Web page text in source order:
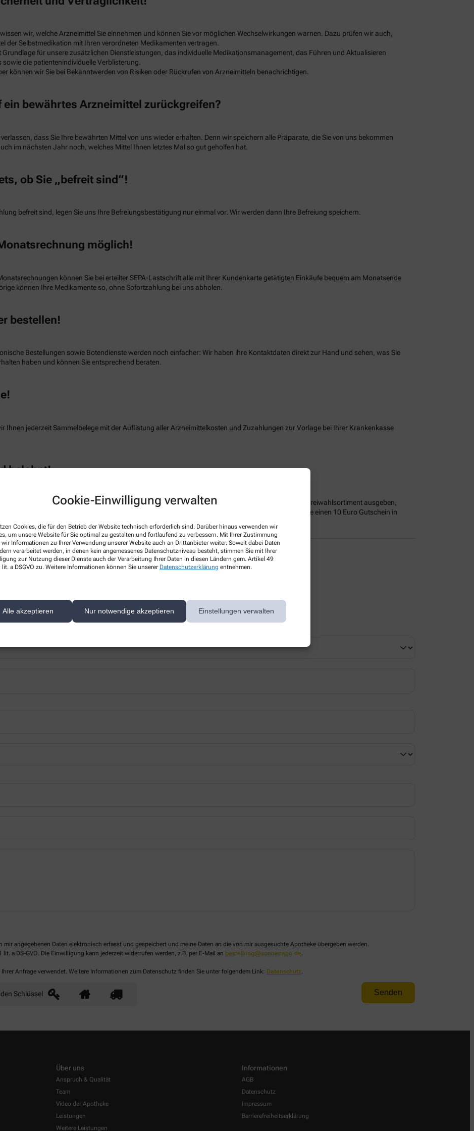
Cookie-Einwilligung verwalten
Cookies, die für den Betrieb der Website technisch erforderlich sind. Darüber hinaus verwenden wir
um unsere Website für Sie optimal zu gestalten und fortlaufend zu verbessern. Mit Ihrer Zustimmung
wir Informationen zu Ihrer Verwendung unserer Website auch an Drittanbieter weiter. Soweit dabei Daten
verarbeitet werden, in denen kein angemessenes Datenschutzniveau besteht, stimmen Sie mit Ihrer
zur Nutzung dieser Dienste auch der Verarbeitung Ihrer Daten in diesen Ländern gem. Artikel 49
lit. a DSGVO zu. Weitere Informationen können Sie unserer Datenschutzerklärung entnehmen.
Alle akzeptieren Nur notwendige akzeptieren Einstellungen verwalten
wir, welche Arzneimittel Sie einnehmen und können Sie vor möglichen Wechselwirkungen warnen. Dazu prüfen wir auch,
der Selbstmedikation mit Ihren verordneten Medikamenten vertragen.
Grundlage für unsere zusätzlichen Dienstleistungen, das individuelle Medikationsmanagement, das Führen und Aktualisieren
die patientenindividuelle Verblisterung.
können wir Sie bei Bekanntwerden von Risiken oder Rückrufen von Arzneimitteln benachrichtigen.
ein bewährtes Arzneimittel zurückgreifen?
dass Sie Ihre bewährten Mittel von uns wieder erhalten. Denn wir speichern alle Präparate, die Sie von uns bekommen
im nächsten Jahr noch, welches Mittel Ihnen letztes Mal so gut geholfen hat.
ob Sie „befreit sind“!
befreit sind, legen Sie uns Ihre Befreiungsbestätigung nur einmal vor. Wir werden dann Ihre Befreiung speichern.
möglich!
können Sie bei erteilter SEPA-Lastschrift alle mit Ihrer Kundenkarte getätigten Einkäufe bequem am Monatsende
können Ihre Medikamente so, ohne Sofortzahlung bei uns abholen.
bestellen!
Bestellungen sowie Botendienste werden noch einfacher: Wir haben ihre Kontaktdaten direkt zur Hand und sehen, was Sie
haben und können Sie entsprechend beraten.
Ihnen jederzeit Sammelbelege mit der Auflistung aller Arzneimittelkosten und Zuzahlungen zur Vorlage bei Ihrer Krankenkasse
belohnt!
Pro 5 Euro, die Sie bei uns für nicht verschreibungspflichtige Arzneimittel und Produkte aus dem Freiwahlsortiment ausgeben,
Dieser Punkt ist 20 Cent wert. Das heißt, sobald Ihr Heft mit den 50 Feldern voll ist, halten Sie einen 10 Euro Gutschein in
Sammeln 🙂
oder beantragen diese direkt über das folgende Formular:
mir angegebenen Daten elektronisch erfasst und gespeichert und meine Daten an die von mir ausgesuchte Apotheke übergeben werden.
a DS-GVO. Die Einwilligung kann jederzeit widerrufen werden, z.B. per E-Mail an bestellung@sonnenapo.de.
Anfrage verwendet. Weitere Informationen zum Datenschutz finden Sie unter folgendem Link: Datenschutz.
den Schlüssel
Über uns
Anspruch & Qualität
Team
Video der Apotheke
Leistungen
Weitere Leistungen
Informationen
AGB
Datenschutz
Impressum
Barrierefreiheitserklärung